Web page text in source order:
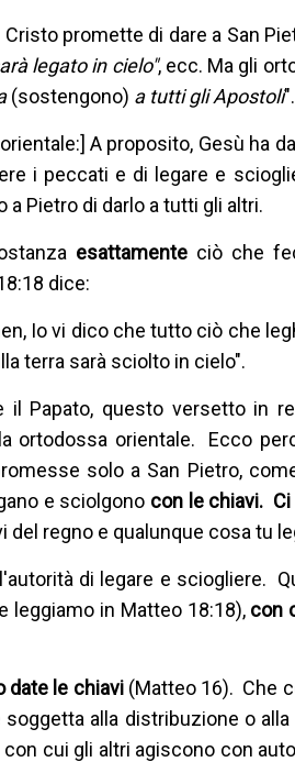
promette di dare a San
legato in cielo", ecc. Ma gli
(sostengono) a tutti gli Apostoli".
A proposito, Gesù ha
i peccati e di legare e
a Pietro di darlo a tutti gli altri.
esattamente ciò che
dice:
Io vi dico che tutto ciò che
terra sarà sciolto in cielo".
il Papato, questo versetto in
ortodossa orientale. Ecco
solo a San Pietro,
e sciolgono con le chiavi.
del regno e qualunque cosa tu
di legare e sciogliere.
leggiamo in Matteo 18:18), con
date le chiavi (Matteo 16). Che
soggetta alla distribuzione o
cui gli altri agiscono con